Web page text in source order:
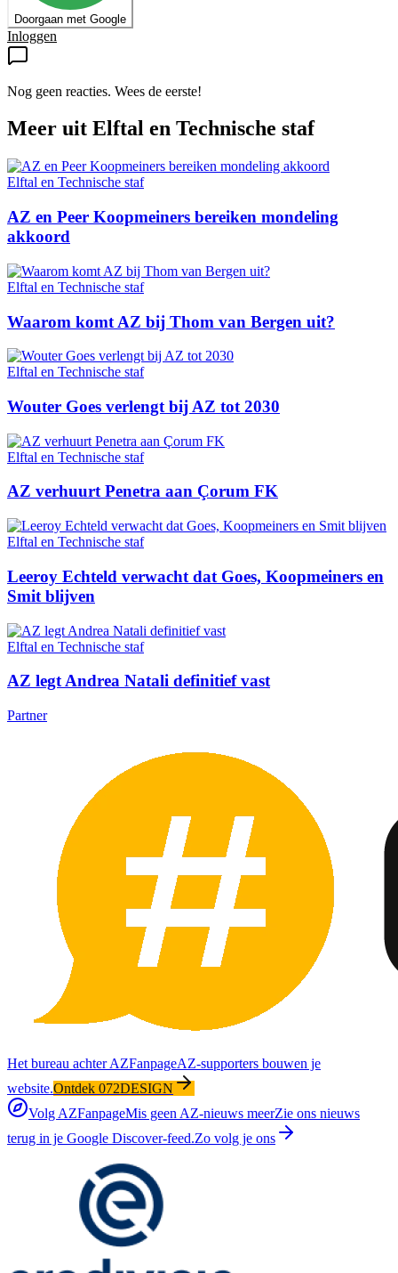
Doorgaan met Google
Inloggen
Nog geen reacties. Wees de eerste!
Meer uit Elftal en Technische staf
Elftal en Technische staf
AZ en Peer Koopmeiners bereiken mondeling
akkoord
Elftal en Technische staf
Waarom komt AZ bij Thom van Bergen uit?
Elftal en Technische staf
Wouter Goes verlengt bij AZ tot 2030
Elftal en Technische staf
AZ verhuurt Penetra aan Çorum FK
Elftal en Technische staf
Leeroy Echteld verwacht dat Goes, Koopmeiners en
Smit blijven
Elftal en Technische staf
AZ legt Andrea Natali definitief vast
Partner
Het bureau achter AZFanpageAZ-supporters bouwen je
website.Ontdek 072DESIGN
Volg AZFanpageMis geen AZ-nieuws meerZie ons nieuws
terug in je Google Discover-feed.Zo volg je ons